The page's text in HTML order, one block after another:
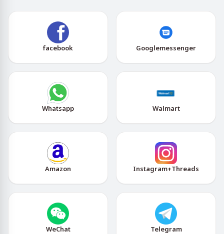
facebook Googlemessenger
Whatsapp Walmart
Amazon Instagram+Threads
WeChat Telegram